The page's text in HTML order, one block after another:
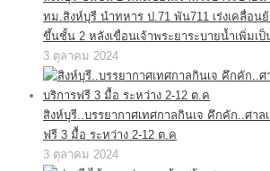
ทม.สิงห์บุรี นำทหาร ป.71 พัน711 เร่งเคลื่อน
ขึ้นชั้น 2 หลังเขื่อนเจ้าพระยาระบายน้ำเพิ่มเ
3 ตุลาคม 2024
สิงห์บุรี..บรรยากาศเทศกาลกินเจ คึกคัก..ศาล
ฟรี 3 มื้อ ระหว่าง 2-12 ต.ค
3 ตุลาคม 2024